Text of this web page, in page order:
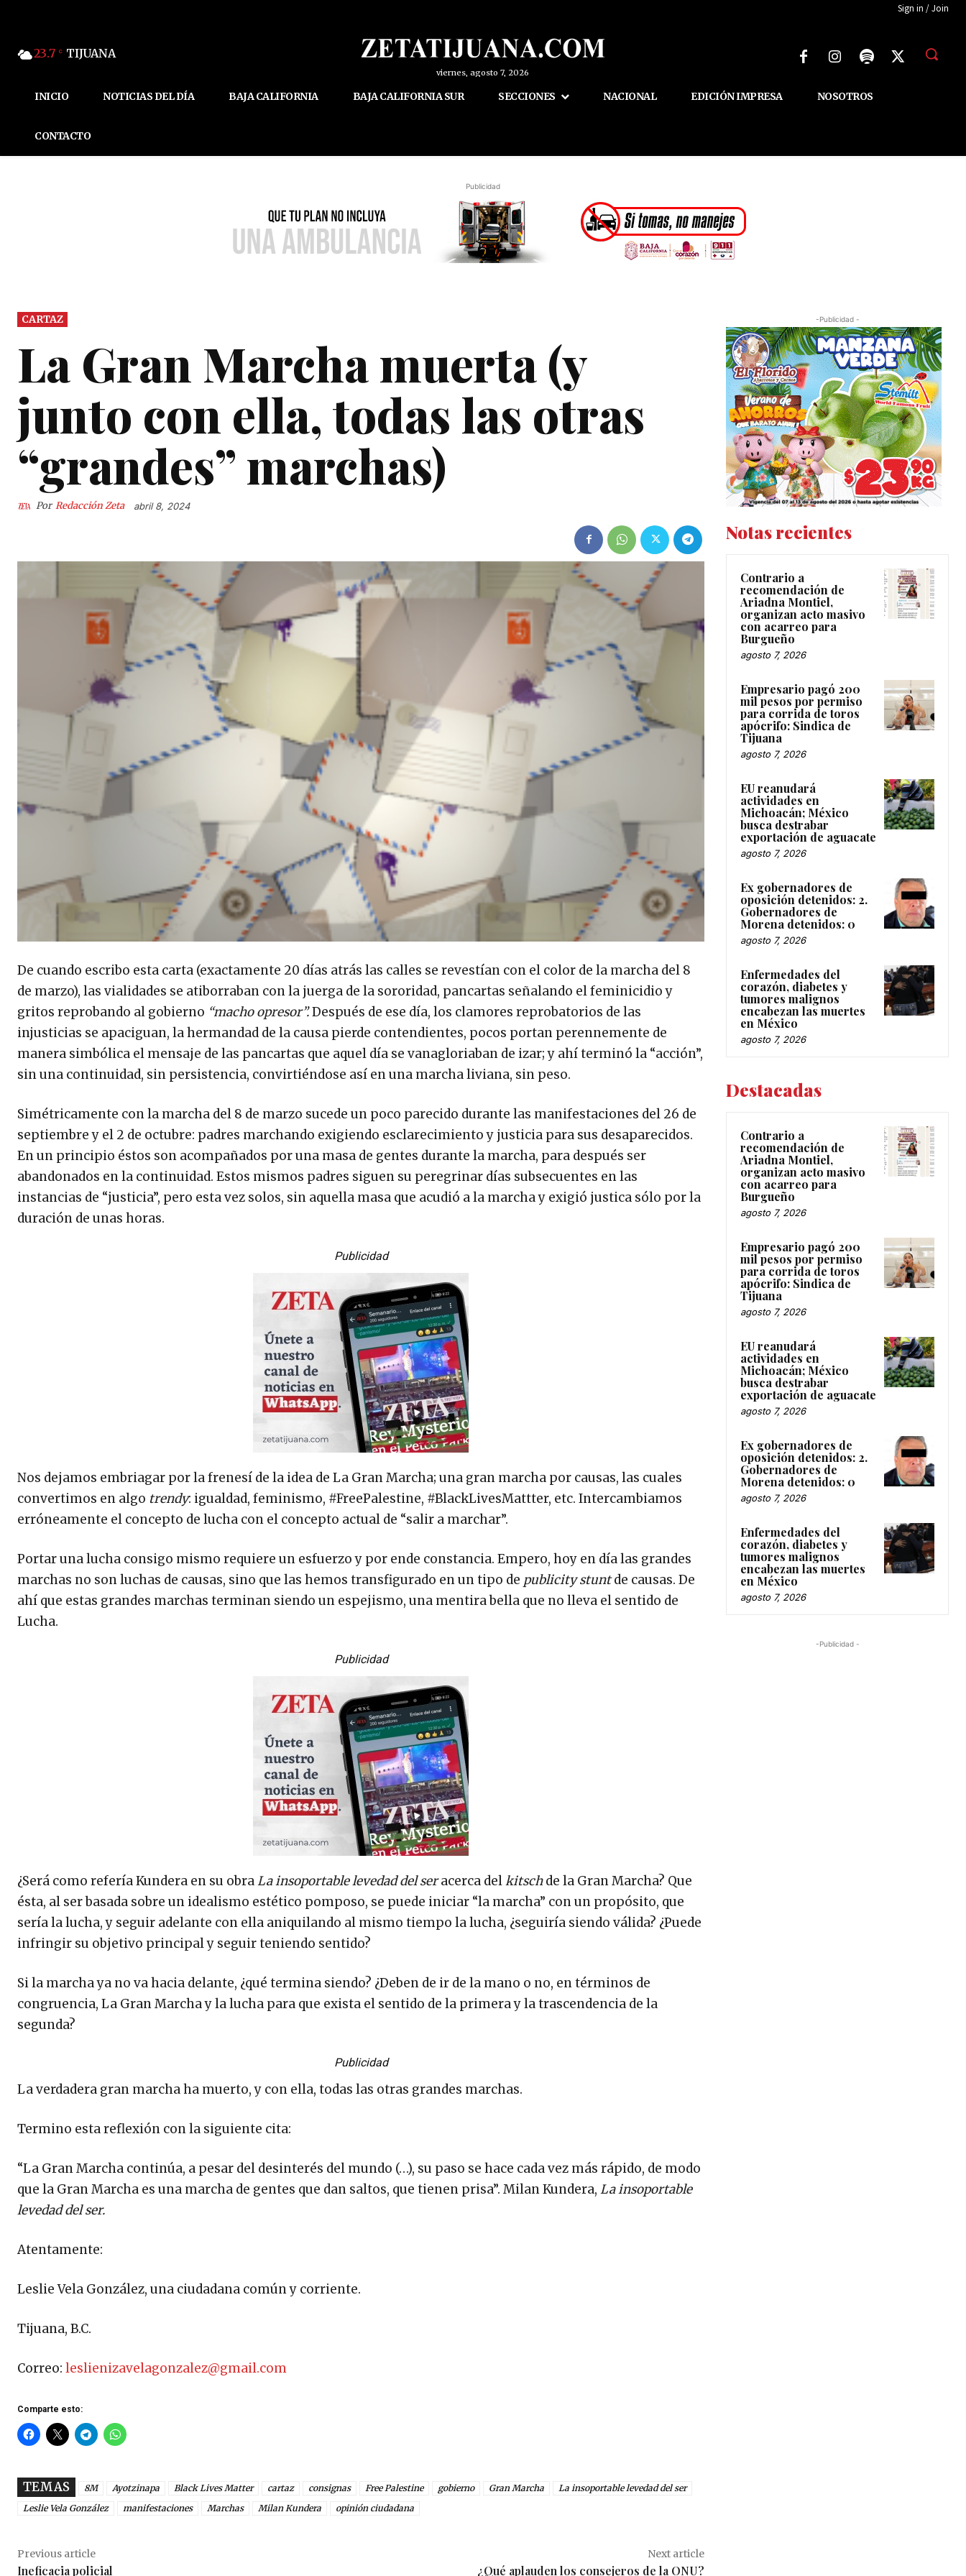
Sign in / Join
23.7 C TIJUANA
viernes, agosto 7, 2026
INICIO NOTICIAS DEL DÍA BAJA CALIFORNIA BAJA CALIFORNIA SUR SECCIONES NACIONAL EDICIÓN IMPRESA NOSOTROS
CONTACTO
Publicidad
CARTAZ
La Gran Marcha muerta (y
junto con ella, todas las otras
“grandes” marchas)
Por Redacción Zeta abril 8, 2024
De cuando escribo esta carta (exactamente 20 días atrás las calles se revestían con el color de la marcha del 8
de marzo), las vialidades se atiborraban con la juerga de la sororidad, pancartas señalando el feminicidio y
gritos reprobando al gobierno “macho opresor”.Después de ese día, los clamores reprobatorios de las
injusticias se apaciguan, la hermandad de la causa pierde contendientes, pocos portan perennemente de
manera simbólica el mensaje de las pancartas que aquel día se vanagloriaban de izar; y ahí terminó la “acción”,
sin una continuidad, sin persistencia, convirtiéndose así en una marcha liviana, sin peso.
Simétricamente con la marcha del 8 de marzo sucede un poco parecido durante las manifestaciones del 26 de
septiembre y el 2 de octubre: padres marchando exigiendo esclarecimiento y justicia para sus desaparecidos.
En un principio éstos son acompañados por una masa de gentes durante la marcha, para después ser
abandonados en la continuidad. Estos mismos padres siguen su peregrinar días subsecuentes en las
instancias de “justicia”, pero esta vez solos, sin aquella masa que acudió a la marcha y exigió justica sólo por la
duración de unas horas.
Publicidad
Nos dejamos embriagar por la frenesí de la idea de La Gran Marcha; una gran marcha por causas, las cuales
convertimos en algo trendy: igualdad, feminismo, #FreePalestine, #BlackLivesMattter, etc. Intercambiamos
erróneamente el concepto de lucha con el concepto actual de “salir a marchar”.
Portar una lucha consigo mismo requiere un esfuerzo y por ende constancia. Empero, hoy en día las grandes
marchas no son luchas de causas, sino que las hemos transfigurado en un tipo de publicity stuntde causas. De
ahí que estas grandes marchas terminan siendo un espejismo, una mentira bella que no lleva el sentido de
Lucha.
Publicidad
¿Será como refería Kundera en su obraLa insoportable levedad del seracerca delkitschde la Gran Marcha? Que
ésta, al ser basada sobre un idealismo estético pomposo, se puede iniciar “la marcha” con un propósito, que
sería la lucha, y seguir adelante con ella aniquilando al mismo tiempo la lucha, ¿seguiría siendo válida? ¿Puede
infringir su objetivo principal y seguir teniendo sentido?
Si la marcha ya no va hacia delante, ¿qué termina siendo? ¿Deben de ir de la mano o no, en términos de
congruencia, La Gran Marcha y la lucha para que exista el sentido de la primera y la trascendencia de la
segunda?
Publicidad
La verdadera gran marcha ha muerto, y con ella, todas las otras grandes marchas.
Termino esta reflexión con la siguiente cita:
“La Gran Marcha continúa, a pesar del desinterés del mundo (…), su paso se hace cada vez más rápido, de modo
que la Gran Marcha es una marcha de gentes que dan saltos, que tienen prisa”. Milan Kundera, La insoportable
levedad del ser.
Atentamente:
Leslie Vela González, una ciudadana común y corriente.
Tijuana, B.C.
Correo: leslienizavelagonzalez@gmail.com
Comparte esto:
TEMAS 8M Ayotzinapa Black Lives Matter cartaz consignas Free Palestine gobierno Gran Marcha
La insoportable levedad del ser
Leslie Vela González
manifestaciones Marchas Milan Kundera opinión ciudadana
Previous article
Ineficacia policial
Next article
¿Qué aplauden los consejeros de la ONU?
-Publicidad -
Notas recientes
Contrario a
recomendación de
Ariadna Montiel,
organizan acto masivo
con acarreo para
Burgueño
agosto 7, 2026
Empresario pagó 200
mil pesos por permiso
para corrida de toros
apócrifo: Sindica de
Tijuana
agosto 7, 2026
EU reanudará
actividades en
Michoacán; México
busca destrabar
exportación de aguacate
agosto 7, 2026
Ex gobernadores de
oposición detenidos: 2.
Gobernadores de
Morena detenidos: 0
agosto 7, 2026
Enfermedades del
corazón, diabetes y
tumores malignos
encabezan las muertes
en México
agosto 7, 2026
Destacadas
Contrario a
recomendación de
Ariadna Montiel,
organizan acto masivo
con acarreo para
Burgueño
agosto 7, 2026
Empresario pagó 200
mil pesos por permiso
para corrida de toros
apócrifo: Sindica de
Tijuana
agosto 7, 2026
EU reanudará
actividades en
Michoacán; México
busca destrabar
exportación de aguacate
agosto 7, 2026
Ex gobernadores de
oposición detenidos: 2.
Gobernadores de
Morena detenidos: 0
agosto 7, 2026
Enfermedades del
corazón, diabetes y
tumores malignos
encabezan las muertes
en México
agosto 7, 2026
-Publicidad -